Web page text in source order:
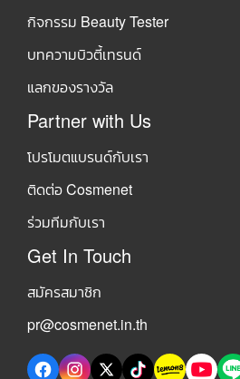
กิจกรรม Beauty Tester
บทความบิวตี้เทรนด์
แลกของรางวัล
Partner with Us
โปรโมตแบรนด์กับเรา
ติดต่อ Cosmenet
ร่วมทีมกับเรา
Get In Touch
สมัครสมาชิก
pr@cosmenet.in.th